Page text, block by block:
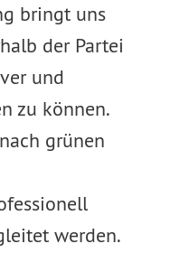
bringt uns
der Partei
und
zu können.
grünen
werden.